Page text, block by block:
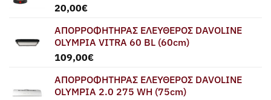
20,00€
ΑΠΟΡΡΟΦΗΤΗΡΑΣ ΕΛΕΥΘΕΡΟΣ DAVOLINE
OLYMPIA VITRA 60 BL (60cm)
109,00€
ΑΠΟΡΡΟΦΗΤΗΡΑΣ ΕΛΕΥΘΕΡΟΣ DAVOLINE
OLYMPIA 2.0 275 WH (75cm)